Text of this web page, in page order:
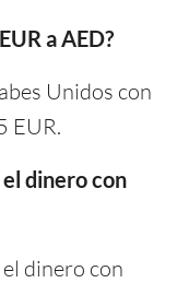
a AED?
Unidos con
EUR.
dinero con
dinero con